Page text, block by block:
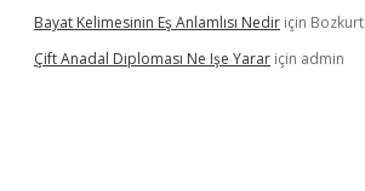
Bayat Kelimesinin Eş Anlamlısı Nedir için Bozkurt
Çift Anadal Diploması Ne Işe Yarar için admin